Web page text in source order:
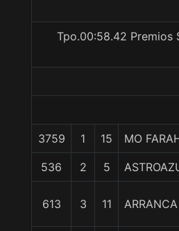
Tpo.00:58.42 Premios
3759 1 15 MO
536 2 5
613 3 11